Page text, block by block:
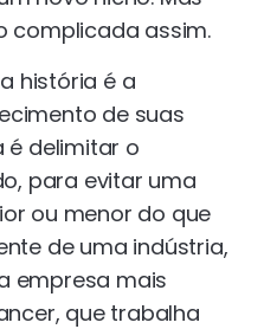
complicada assim.
história é a
de suas
é delimitar o
para evitar uma
ou menor do que
de uma indústria,
empresa mais
que trabalha